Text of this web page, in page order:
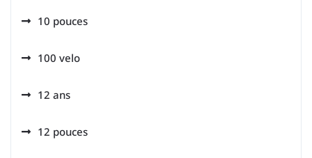
10 pouces
100 velo
12 ans
12 pouces